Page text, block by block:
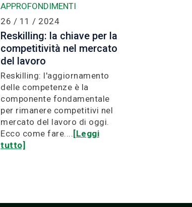
APPROFONDIMENTI
26 / 11 / 2024
Reskilling: la chiave per la
competitività nel mercato
del lavoro
Reskilling: l'aggiornamento
delle competenze è la
componente fondamentale
per rimanere competitivi nel
mercato del lavoro di oggi.
Ecco come fare....[Leggi
tutto]